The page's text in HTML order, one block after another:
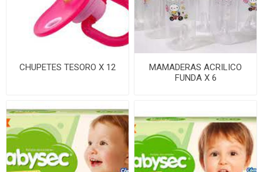
CHUPETES TESORO X 12
MAMADERAS ACRILICO
FUNDA X 6